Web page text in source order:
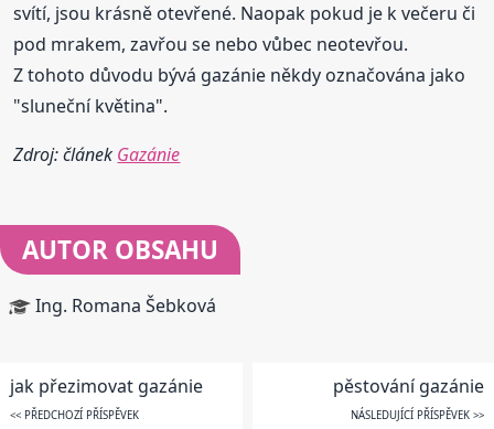
svítí, jsou krásně otevřené. Naopak pokud je k večeru či
pod mrakem, zavřou se nebo vůbec neotevřou.
Z tohoto důvodu bývá gazánie někdy označována jako
"sluneční květina".
Zdroj: článek Gazánie
AUTOR OBSAHU
Ing. Romana Šebková
jak přezimovat gazánie
<< PŘEDCHOZÍ PŘÍSPĚVEK
pěstování gazánie
NÁSLEDUJÍCÍ PŘÍSPĚVEK >>